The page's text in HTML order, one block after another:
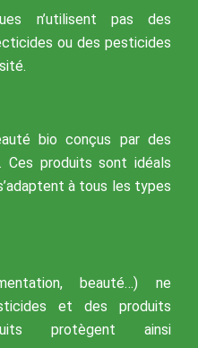
n’utilisent pas des
ou des pesticides
bio conçus par des
Ces produits sont idéals
à tous les types
beauté…) ne
et des produits
protègent ainsi